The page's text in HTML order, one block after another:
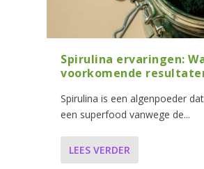
Spirulina ervaringen:
voorkomende
Spirulina is een algenpoeder
een superfood vanwege de...
LEES VERDER